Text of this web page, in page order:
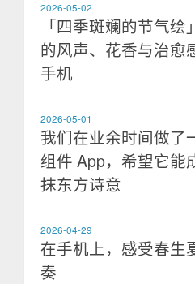
2026-05-02
「四季斑斓的节气
的风声、花香与治愈
手机
2026-05-01
我们在业余时间做了
组件 App，希望它能
抹东方诗意
2026-04-29
在手机上，感受春生
奏